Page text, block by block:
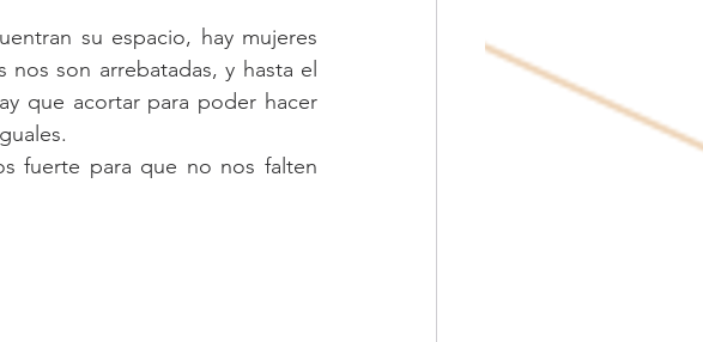
su espacio, hay mujeres
son arrebatadas, y hasta el
que acortar para poder hacer
fuerte para que no nos falten